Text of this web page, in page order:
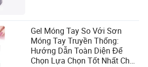
Gel Móng Tay So Với Sơn
Móng Tay Truyền Thống:
Hướng Dẫn Toàn Diện Để
Chọn Lựa Chọn Tốt Nhất Cho